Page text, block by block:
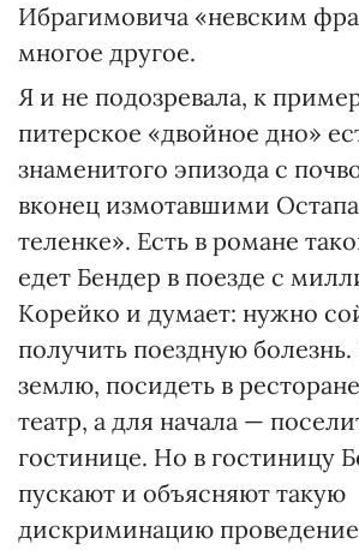
Ибрагимовича «невским
многое другое.
Я и не подозревала, к
питерское «двойное дно»
знаменитого эпизода с
вконец измотавшими
теленке». Есть в романе
едет Бендер в поезде с
Корейко и думает: нужно
получить поездную
землю, посидеть в
театр, а для начала —
гостинице. Но в гостиницу
пускают и объясняют такую
дискриминацию